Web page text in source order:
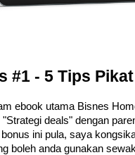
#1 - 5 Tips
ebook utama Bisnes
deals" dengan
ini pula, saya
boleh anda gunakan